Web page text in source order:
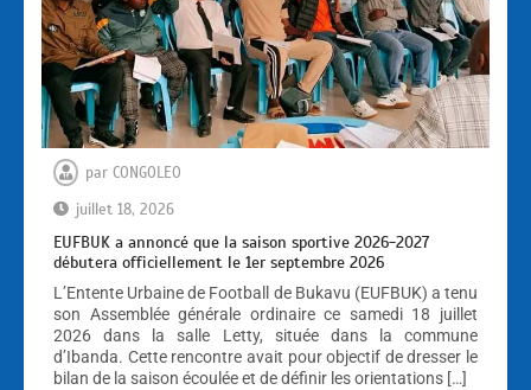
par CONGOLEO
juillet 18, 2026
EUFBUK a annoncé que la saison sportive 2026-2027
débutera officiellement le 1er septembre 2026
L’Entente Urbaine de Football de Bukavu (EUFBUK) a tenu
son Assemblée générale ordinaire ce samedi 18 juillet
2026 dans la salle Letty, située dans la commune
d’Ibanda. Cette rencontre avait pour objectif de dresser le
bilan de la saison écoulée et de définir les orientations […]